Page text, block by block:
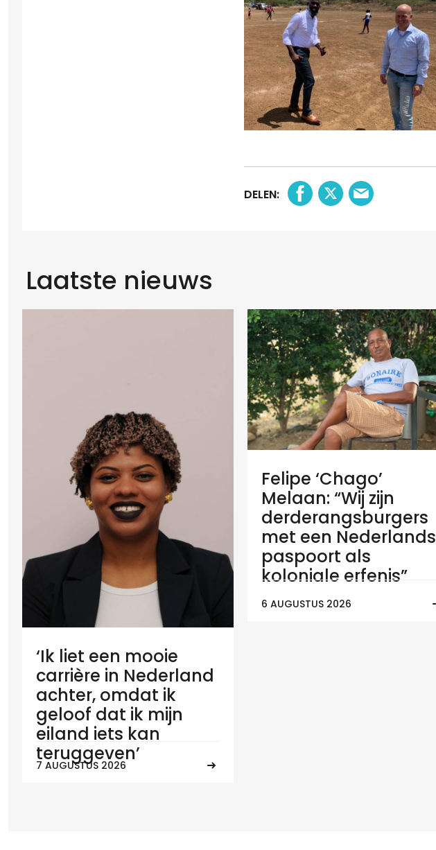
DELEN:
Laatste nieuws
‘Ik liet een mooie
carrière in Nederland
achter, omdat ik
geloof dat ik mijn
eiland iets kan
teruggeven’
7 AUGUSTUS 2026
Felipe ‘Chago’
Melaan: “Wij zijn
derderangsburgers
met een Nederlands
paspoort als
koloniale erfenis”
6 AUGUSTUS 2026